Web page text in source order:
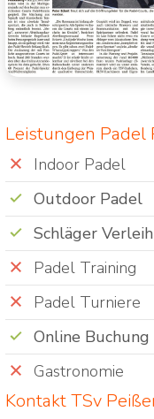
Leistungen Padel
Indoor Padel
Outdoor Padel
Schläger Verleih
Padel Training
Padel Turniere
Online Buchung
Gastronomie
Kontakt TSv